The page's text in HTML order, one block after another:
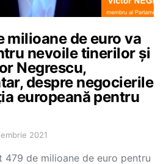
milioane de euro va
nevoile tinerilor și
Negrescu,
despre negocierile
europeană pentru
2021
479 de milioane de euro pentru